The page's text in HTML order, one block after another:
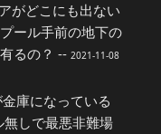
がどこにも出ない
ール手前の地下の
るの？ -- 2021-11-08
庫になっている
しで最悪非難場